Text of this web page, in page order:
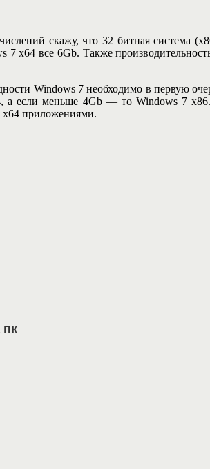
скажу, что 32 битная система
7 x64 все 6Gb. Также
Windows 7 необходимо в первую
а если меньше 4Gb — то Windows 7
x64 приложениями.